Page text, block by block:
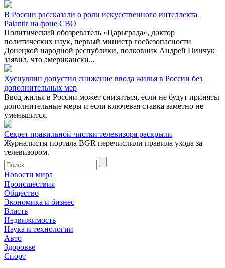
В России рассказали о роли искусственного интеллекта
Palantir на фоне СВО
Политический обозреватель «Царьграда», доктор
политических наук, первый министр госбезопасности
Донецкой народной республики, полковник Андрей Пинчук
заявил, что американски...
Хуснуллин допустил снижение ввода жилья в России без
дополнительных мер
Ввод жилья в России может снизиться, если не будут приняты
дополнительные меры и если ключевая ставка заметно не
уменьшится.
Секрет правильной чистки телевизора раскрыли
Журналисты портала BGR перечислили правила ухода за
телевизором.
Новости мира
Происшествия
Общество
Экономика и бизнес
Власть
Недвижимость
Наука и технологии
Авто
Здоровье
Спорт